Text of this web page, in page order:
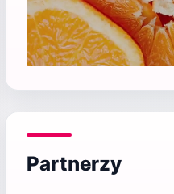
Partnerzy